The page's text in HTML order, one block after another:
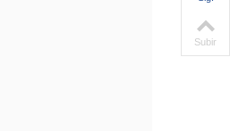
Subir